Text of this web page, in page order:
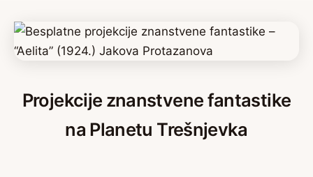
Projekcije znanstvene fantastike
na Planetu Trešnjevka